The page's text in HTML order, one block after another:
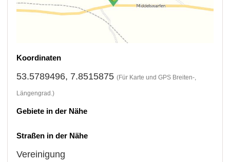
Koordinaten
53.5789496, 7.8515875 (Für Karte und GPS Breiten-,
Längengrad.)
Gebiete in der Nähe
Straßen in der Nähe
Vereinigung